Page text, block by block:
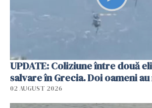
UPDATE: Coliziune între două
salvare în Grecia. Doi oameni
02 AUGUST 2026